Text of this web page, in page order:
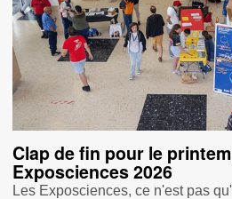
Clap de fin pour le
Exposciences 2026
Les Exposciences, ce n'est pas